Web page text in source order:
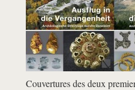
Couvertures des deux